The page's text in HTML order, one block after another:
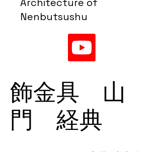
Nenbutsushu
飾金具 山
門 経典